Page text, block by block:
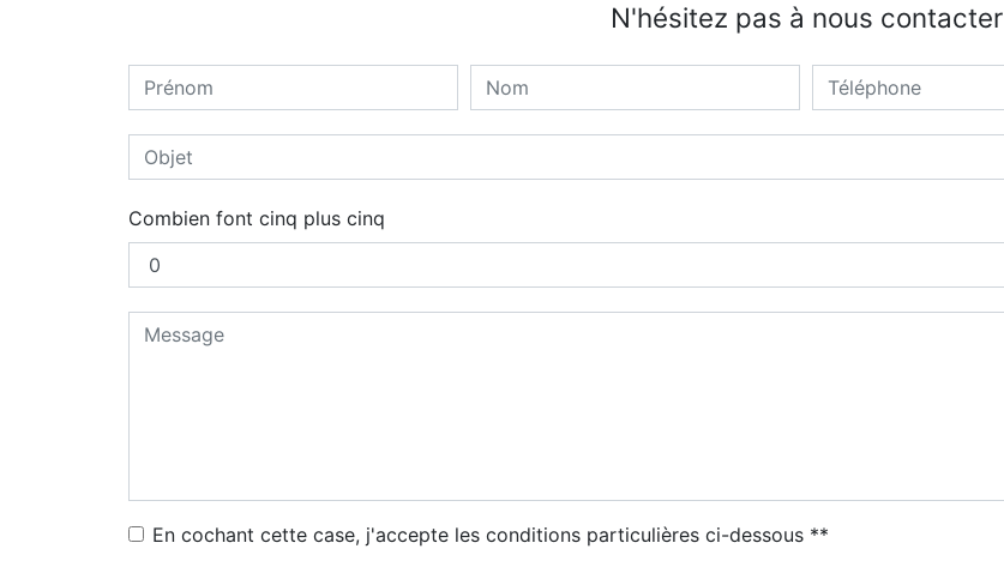
N'hésitez pas à nous contacter
Combien font cinq plus cinq
En cochant cette case, j'accepte les conditions particulières ci-dessous **